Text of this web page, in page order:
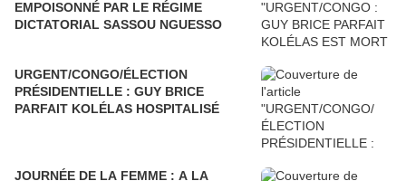
EMPOISONNÉ PAR LE RÉGIME
DICTATORIAL SASSOU NGUESSO
URGENT/CONGO/ÉLECTION
PRÉSIDENTIELLE : GUY BRICE
PARFAIT KOLÉLAS HOSPITALISÉ
JOURNÉE DE LA FEMME : A LA